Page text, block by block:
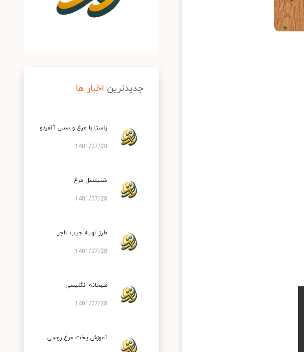
جدیدترین اخبار ها
پاستا با مرغ و سس آلفردو
1401/07/28
شنیتسل مرغ
1401/07/28
طرز تهیه جیب تاجر
1401/07/28
صبحانه انگلیسی
1401/07/28
آموزش پخت مرغ روسی